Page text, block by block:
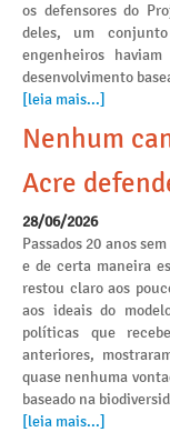
os defensores do
deles, um
engenheiros
desenvolvimento
[leia mais...]
Nenhum
Acre
28/06/2026
Passados 20 anos
e de certa maneira
restou claro aos
aos ideais do
políticas que
anteriores,
quase nenhuma
baseado na
[leia mais...]